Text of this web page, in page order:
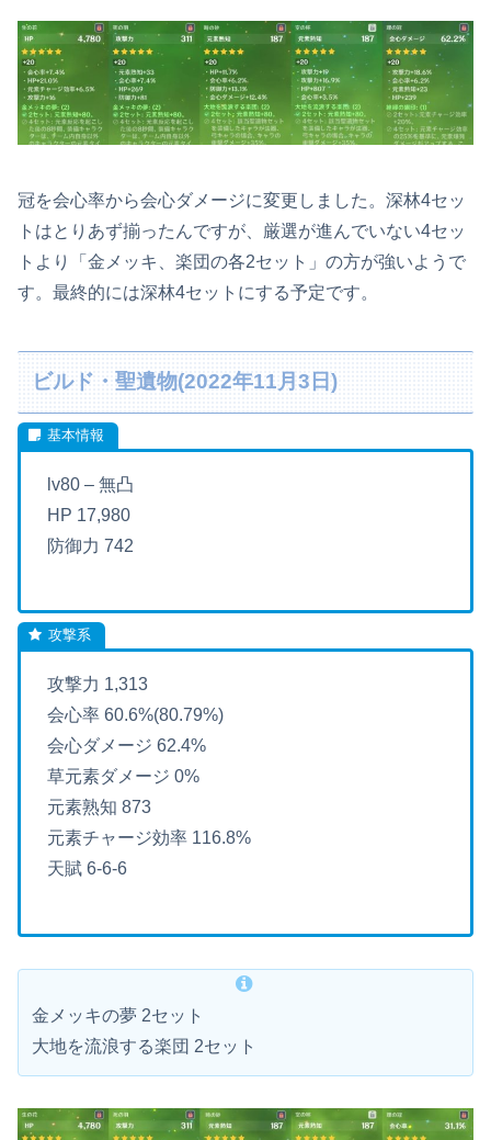
冠を会心率から会心ダメージに変更しました。深林4セッ
トはとりあず揃ったんですが、厳選が進んでいない4セッ
トより「金メッキ、楽団の各2セット」の方が強いようで
す。最終的には深林4セットにする予定です。
ビルド・聖遺物(2022年11月3日)
lv80 – 無凸
HP 17,980
防御力 742
攻撃力 1,313
会心率 60.6%(80.79%)
会心ダメージ 62.4%
草元素ダメージ 0%
元素熟知 873
元素チャージ効率 116.8%
天賦 6-6-6
金メッキの夢 2セット
大地を流浪する楽団 2セット